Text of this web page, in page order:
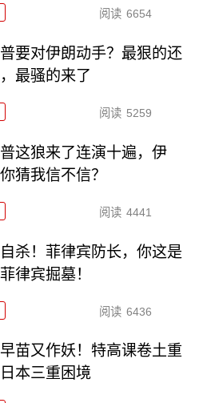
阅读 6654
要对伊朗动手？最狠的还
最骚的来了
阅读 5259
这狼来了连演十遍，伊
猜我信不信？
阅读 4441
杀！菲律宾防长，你这是
律宾掘墓！
阅读 6436
苗又作妖！特高课卷土重
本三重困境